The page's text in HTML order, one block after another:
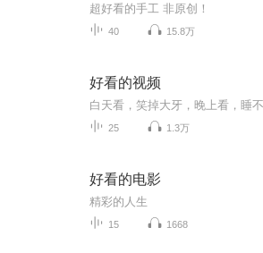
超好看的手工 非原创！
40 15.8万
好看的视频
25 1.3万
好看的电影
精彩的人生
15 1668